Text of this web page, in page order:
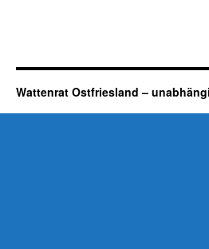
Wattenrat Ostfriesland –